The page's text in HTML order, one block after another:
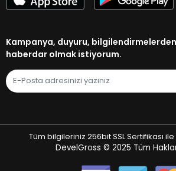
Kampanya, duyuru,
haberdar olmak istiyorum.
Tüm bilgileriniz 256bit SSL Sertifikası
DevelGross © 2025 Tüm